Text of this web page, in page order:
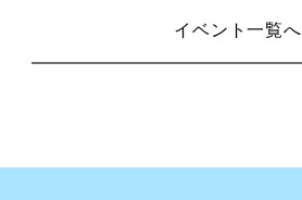
イベント一覧へ